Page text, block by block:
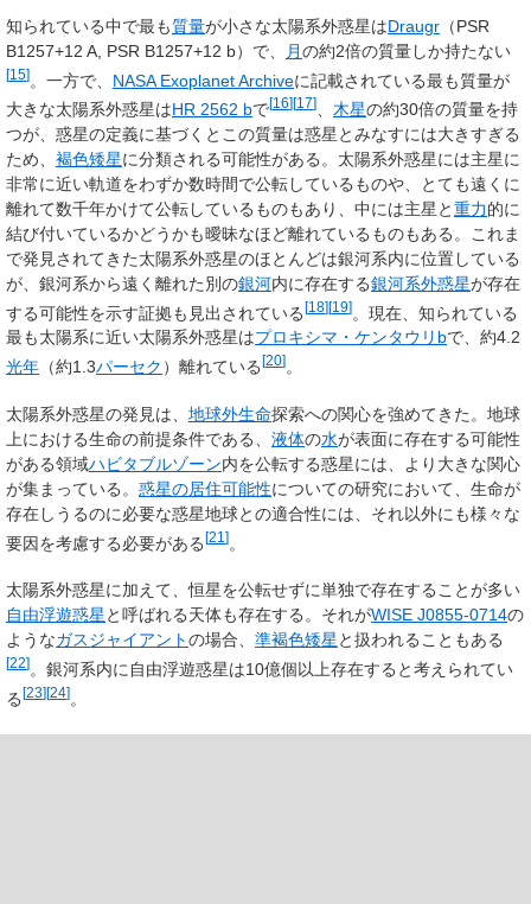
知られている中で最も質量が小さな太陽系外惑星はDraugr （PSR
B1257+12 A, PSR B1257+12 b）で、
月の約2倍の質量しか持たない
[15] 。一方で、 NASA Exoplanet Archiveに記載されている最も質量が
大きな太陽系外惑星はHR 2562 bで[16][17] 木星の約30倍の質量を持
つが、惑星の定義に基づくとこの質量は惑星とみなすには大きすぎる
ため、 褐色矮星に分類される可能性がある。太陽系外惑星には主星に
非常に近い軌道をわずか数時間で公転しているものや、とても遠くに
離れて数千年かけて公転しているものもあり、中には主星と重力的に
結び付いているかどうかも曖昧なほど離れているものもある。これま
で発見されてきた太陽系外惑星のほとんどは銀河系内に位置している
が、銀河系から遠く離れた別の銀河内に存在する銀河系外惑星が存在
する可能性を示す証拠も見出されている[18][19]。現在、知られている
最も太陽系に近い太陽系外惑星はプロキシマ・ケンタウリbで、約4.2
光年 （約1.3パーセク ）離れている [20] 。
太陽系外惑星の発見は、 地球外生命探索への関心を強めてきた。地球
上における生命の前提条件である、 液体の水が表面に存在する可能性
がある領域ハビタブルゾーン内を公転する惑星には、より大きな関心
が集まっている。 惑星の居住可能性についての研究において、生命が
存在しうるのに必要な惑星地球との適合性には、それ以外にも様々な
要因を考慮する必要がある[21 ]。
太陽系外惑星に加えて、恒星を公転せずに単独で存在することが多い
自由浮遊惑星と呼ばれる天体も存在する。それがWISE J0855-0714の
ようなガスジャイアントの場合、 準褐色矮星と扱われることもある
[22]。銀河系内に自由浮遊惑星は10億個以上存在すると考えられてい
る[23][24]。